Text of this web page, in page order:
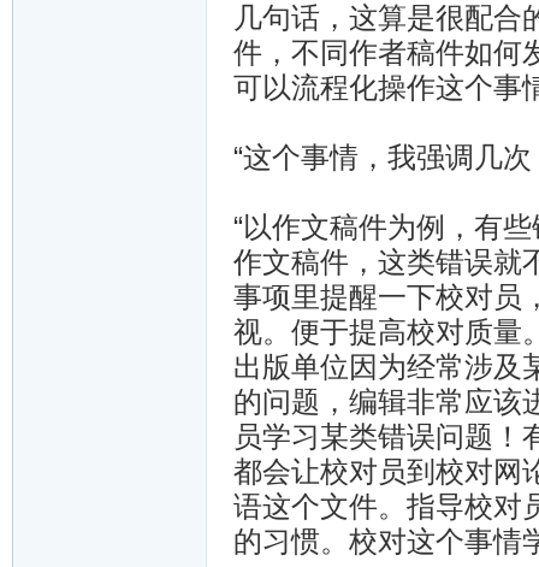
几句话，这算是很配合
件，不同作者稿件如何
可以流程化操作这个事
“这个事情，我强调几
“以作文稿件为例，有
作文稿件，这类错误就
事项里提醒一下校对员
视。便于提高校对质量
出版单位因为经常涉及
的问题，编辑非常应该
员学习某类错误问题！
都会让校对员到校对网
语这个文件。指导校对
的习惯。校对这个事情